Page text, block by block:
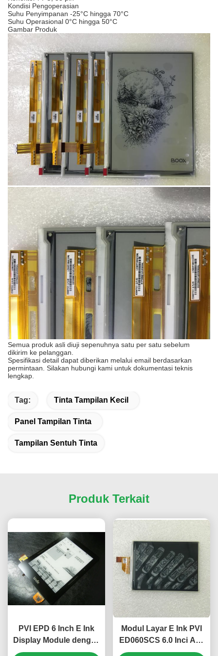
Kondisi Pengoperasian
Suhu Penyimpanan -25°C hingga 70°C
Suhu Operasional 0°C hingga 50°C
Gambar Produk
Semua produk asli diuji sepenuhnya satu per satu sebelum
dikirim ke pelanggan.
Spesifikasi detail dapat diberikan melalui email berdasarkan
permintaan. Silakan hubungi kami untuk dokumentasi teknis
lengkap.
Tag: Tinta Tampilan Kecil
Panel Tampilan Tinta
Tampilan Sentuh Tinta
Produk Terkait
PVI EPD 6 Inch E Ink
Display Module dengan
layar sentuh dan frame
Modul Layar E Ink PVI
ED060SCS 6.0 Inci Asli
dengan Resolusi SVGA